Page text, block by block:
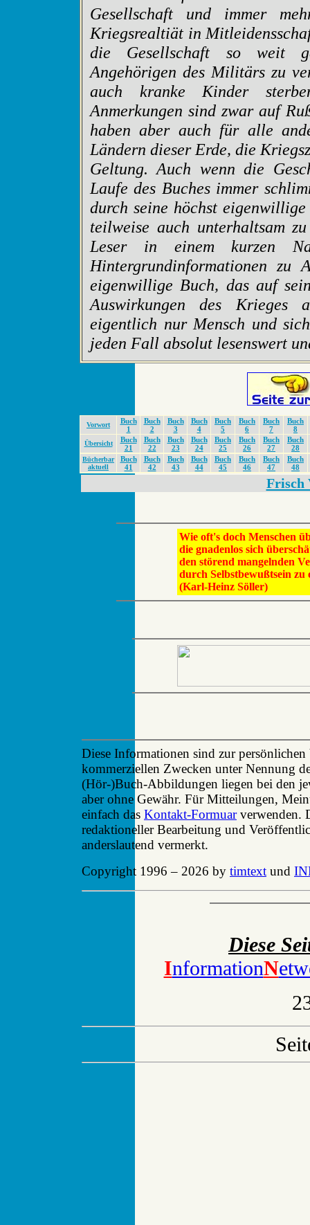
Gesellschaft und immer
Kriegsrealtiät in
die Gesellschaft so weit
Angehörigen des Militärs zu
auch kranke Kinder
Anmerkungen sind zwar auf
haben aber auch für alle
Ländern dieser Erde, die
Geltung. Auch wenn die
Laufe des Buches immer
durch seine höchst
teilweise auch unterhaltsam
Leser in einem kurzen
Hintergrundinformationen
eigenwillige Buch, das auf
Auswirkungen des Krieges
eigentlich nur Mensch und
jeden Fall absolut lesenswert
Vorwort
Buch
1
Buch
2
Buch
3
Buch
4
Buch
5
Buch
6
Buch
7
Buch
8
Übersicht
Buch
21
Buch
22
Buch
23
Buch
24
Buch
25
Buch
26
Buch
27
Buch
28
Bücherbar
aktuell
Buch
41
Buch
42
Buch
43
Buch
44
Buch
45
Buch
46
Buch
47
Buch
48
Frisch
Wie oft's doch Menschen
die gnadenlos sich
den störend mangelnden
durch Selbstbewußtsein zu
(Karl-Heinz Söller)
Diese Informationen sind zur
kommerziellen Zwecken unter Nennung
(Hör-)Buch-Abbildungen liegen bei den
aber ohne Gewähr. Für Mitteilungen,
einfach das Kontakt-Formuarverwenden.
redaktioneller Bearbeitung und
anderslautend vermerkt.
Copyright 1996 – 2026 by timtext und
Diese
InformationN